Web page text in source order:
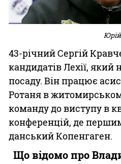
43-річний Сергій
кандидатів Лехії, який
посаду. Він працює
Ротаня в
команду до виступу в
конференцій, де
данський Копенгаген.
Що відомо про